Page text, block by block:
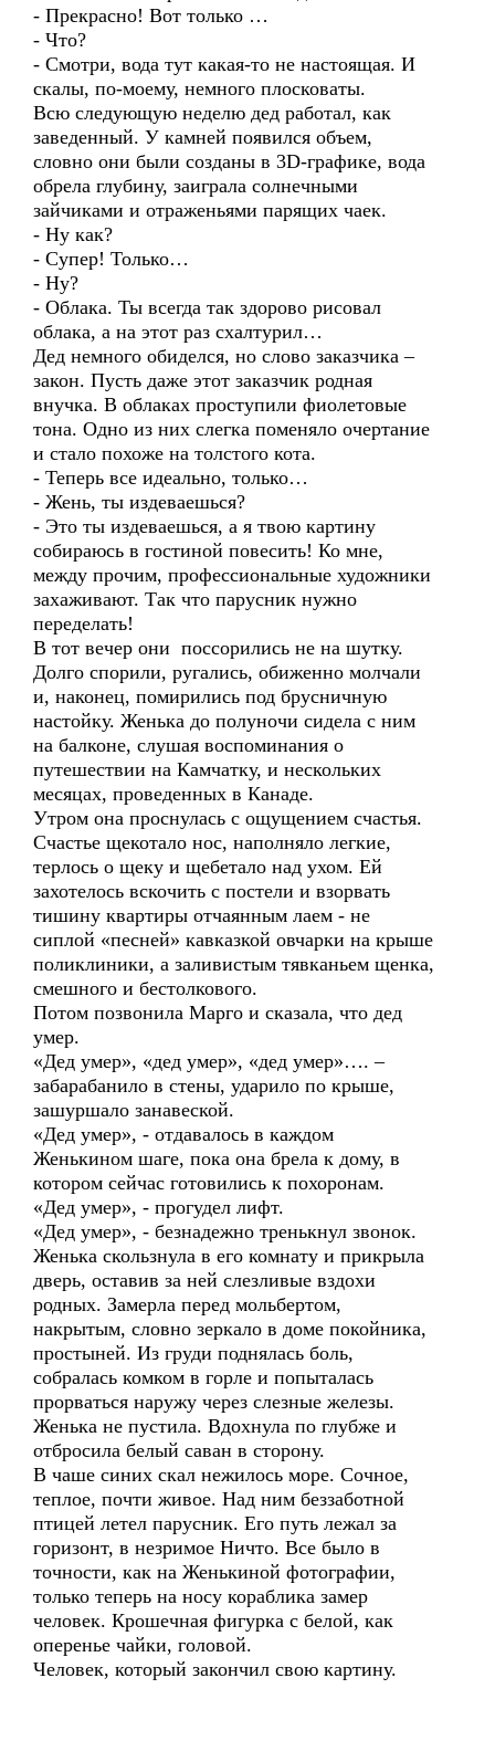
- Прекрасно! Вот только …
- Что?
- Смотри, вода тут какая-то не настоящая. И
скалы, по-моему, немного плосковаты.
Всю следующую неделю дед работал, как
заведенный. У камней появился объем,
словно они были созданы в 3D-графике, вода
обрела глубину, заиграла солнечными
зайчиками и отраженьями парящих чаек.
- Ну как?
- Супер! Только…
- Ну?
- Облака. Ты всегда так здорово рисовал
облака, а на этот раз схалтурил…
Дед немного обиделся, но слово заказчика –
закон. Пусть даже этот заказчик родная
внучка. В облаках проступили фиолетовые
тона. Одно из них слегка поменяло очертание
и стало похоже на толстого кота.
- Теперь все идеально, только…
- Жень, ты издеваешься?
- Это ты издеваешься, а я твою картину
собираюсь в гостиной повесить! Ко мне,
между прочим, профессиональные художники
захаживают. Так что парусник нужно
переделать!
В тот вечер они поссорились не на шутку.
Долго спорили, ругались, обиженно молчали
и, наконец, помирились под брусничную
настойку. Женька до полуночи сидела с ним
на балконе, слушая воспоминания о
путешествии на Камчатку, и нескольких
месяцах, проведенных в Канаде.
Утром она проснулась с ощущением счастья.
Счастье щекотало нос, наполняло легкие,
терлось о щеку и щебетало над ухом. Ей
захотелось вскочить с постели и взорвать
тишину квартиры отчаянным лаем - не
сиплой «песней» кавказкой овчарки на крыше
поликлиники, а заливистым тявканьем щенка,
смешного и бестолкового.
Потом позвонила Марго и сказала, что дед
умер.
«Дед умер», «дед умер», «дед умер»…. –
забарабанило в стены, ударило по крыше,
зашуршало занавеской.
«Дед умер», - отдавалось в каждом
Женькином шаге, пока она брела к дому, в
котором сейчас готовились к похоронам.
«Дед умер», - прогудел лифт.
«Дед умер», - безнадежно тренькнул звонок.
Женька скользнула в его комнату и прикрыла
дверь, оставив за ней слезливые вздохи
родных. Замерла перед мольбертом,
накрытым, словно зеркало в доме покойника,
простыней. Из груди поднялась боль,
собралась комком в горле и попыталась
прорваться наружу через слезные железы.
Женька не пустила. Вдохнула по глубже и
отбросила белый саван в сторону.
В чаше синих скал нежилось море. Сочное,
теплое, почти живое. Над ним беззаботной
птицей летел парусник. Его путь лежал за
горизонт, в незримое Ничто. Все было в
точности, как на Женькиной фотографии,
только теперь на носу кораблика замер
человек. Крошечная фигурка с белой, как
оперенье чайки, головой.
Человек, который закончил свою картину.